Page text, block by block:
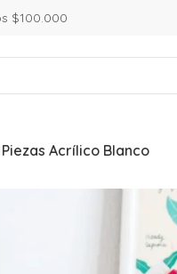
$100.000
Acrílico Blanco